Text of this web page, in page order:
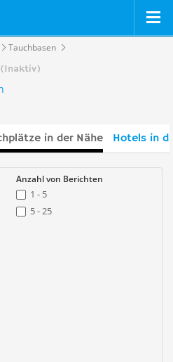
Tauchbasen
(Inaktiv)
in der Nähe Hotels in
Anzahl von Berichten
1 - 5
5 - 25